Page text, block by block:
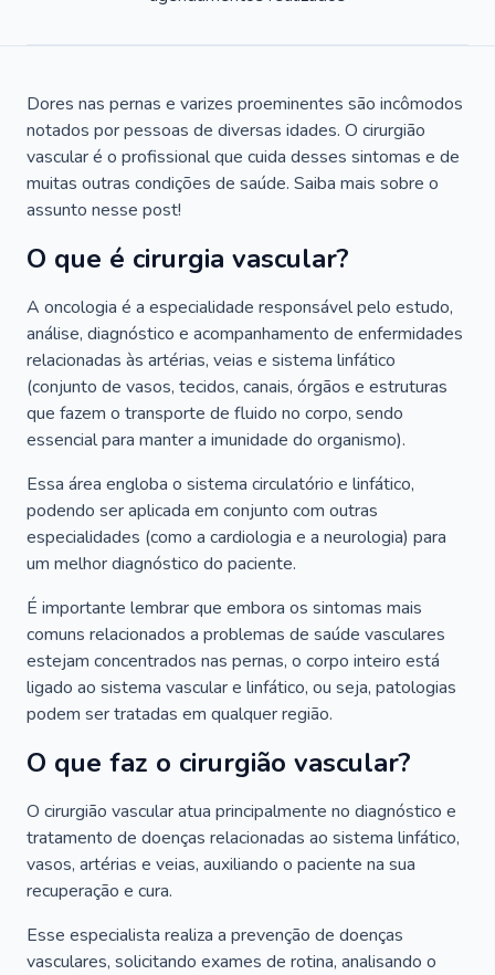
Dores nas pernas e varizes proeminentes são incômodos
notados por pessoas de diversas idades. O cirurgião
vascular é o profissional que cuida desses sintomas e de
muitas outras condições de saúde. Saiba mais sobre o
assunto nesse post!
O que é cirurgia vascular?
A oncologia é a especialidade responsável pelo estudo,
análise, diagnóstico e acompanhamento de enfermidades
relacionadas às artérias, veias e sistema linfático
(conjunto de vasos, tecidos, canais, órgãos e estruturas
que fazem o transporte de fluido no corpo, sendo
essencial para manter a imunidade do organismo).
Essa área engloba o sistema circulatório e linfático,
podendo ser aplicada em conjunto com outras
especialidades (como a cardiologia e a neurologia) para
um melhor diagnóstico do paciente.
É importante lembrar que embora os sintomas mais
comuns relacionados a problemas de saúde vasculares
estejam concentrados nas pernas, o corpo inteiro está
ligado ao sistema vascular e linfático, ou seja, patologias
podem ser tratadas em qualquer região.
O que faz o cirurgião vascular?
O cirurgião vascular atua principalmente no diagnóstico e
tratamento de doenças relacionadas ao sistema linfático,
vasos, artérias e veias, auxiliando o paciente na sua
recuperação e cura.
Esse especialista realiza a prevenção de doenças
vasculares, solicitando exames de rotina, analisando o